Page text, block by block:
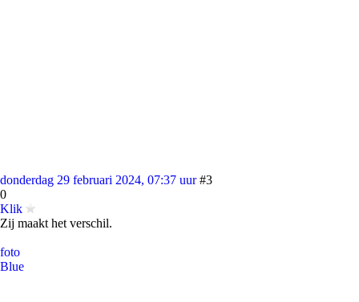
donderdag 29 februari 2024, 07:37 uur #3
0
Klik
Zij maakt het verschil.
foto
Blue